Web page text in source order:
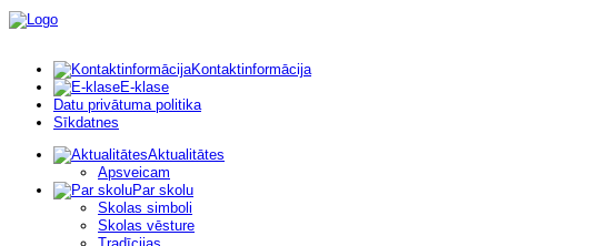
Kontaktinformācija
E-klase
Datu privātuma politika
Sīkdatnes
Aktualitātes
Apsveicam
Par skolu
Skolas simboli
Skolas vēsture